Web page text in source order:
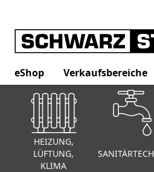
eShop Verkaufsbereiche
HEIZUNG,
LÜFTUNG,
KLIMA